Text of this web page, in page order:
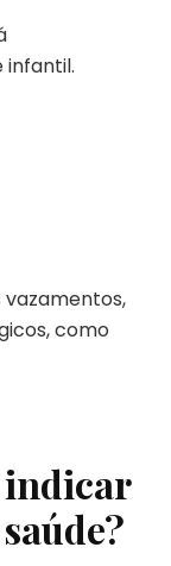
infantil.
como
indicar